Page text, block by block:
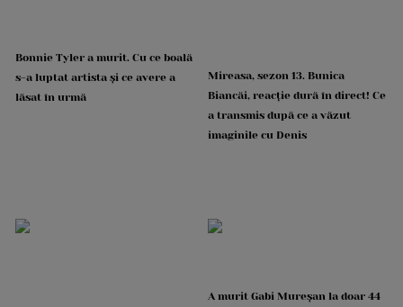
Bonnie Tyler a murit. Cu ce boală
s-a luptat artista și ce avere a
lăsat în urmă
Mireasa, sezon 13. Bunica
Biancăi, reacție dură în direct! Ce
a transmis după ce a văzut
imaginile cu Denis
A murit Gabi Mureșan la doar 44